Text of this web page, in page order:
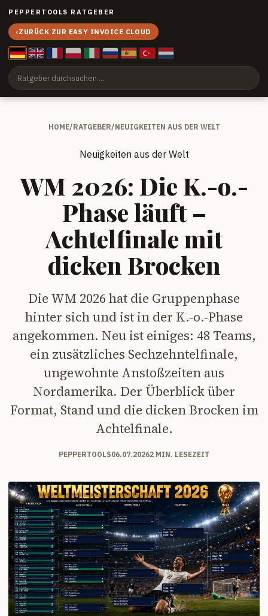
PEPPERTOOLS RATGEBER
‹ZURÜCK ZUR EASY INVOICE CLOUD
HOME/RATGEBER/NEUIGKEITEN AUS DER WELT
Neuigkeiten aus der Welt
WM 2026: Die K.-o.-
Phase läuft –
Achtelfinale mit
dicken Brocken
Die WM 2026 hat die Gruppenphase
hinter sich und ist in der K.-o.-Phase
angekommen. Neu ist einiges: 48 Teams,
ein zusätzliches Sechzehntelfinale,
ungewohnte Anstoßzeiten aus
Nordamerika. Der Überblick über
Format, Stand und die dicken Brocken im
Achtelfinale.
PEPPERTOOLS06.07.20262 MIN. LESEZEIT